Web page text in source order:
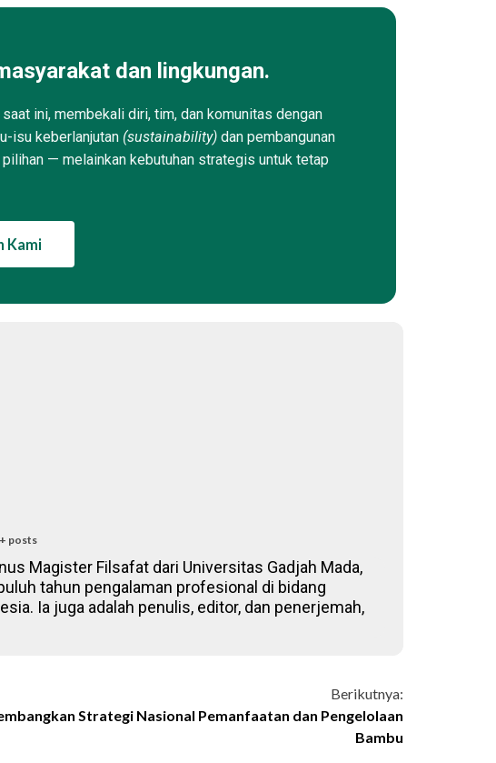
dan lingkungan.
ini, membekali diri, tim, dan komunitas dengan
isu keberlanjutan (sustainability) dan pembangunan
— melainkan kebutuhan strategis untuk tetap
Kami
+ posts
Magister Filsafat dari Universitas Gadjah Mada,
tahun pengalaman profesional di bidang
Ia juga adalah penulis, editor, dan penerjemah,
Berikutnya:
Strategi Nasional Pemanfaatan dan Pengelolaan
Bambu